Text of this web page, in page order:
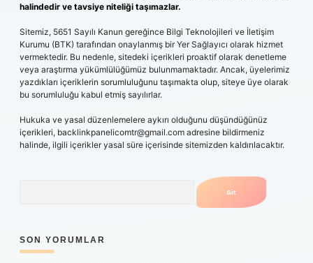
halindedir ve tavsiye niteliği taşımazlar.
Sitemiz, 5651 Sayılı Kanun gereğince Bilgi Teknolojileri ve İletişim
Kurumu (BTK) tarafından onaylanmış bir Yer Sağlayıcı olarak hizmet
vermektedir. Bu nedenle, sitedeki içerikleri proaktif olarak denetleme
veya araştırma yükümlülüğümüz bulunmamaktadır. Ancak, üyelerimiz
yazdıkları içeriklerin sorumluluğunu taşımakta olup, siteye üye olarak
bu sorumluluğu kabul etmiş sayılırlar.
Hukuka ve yasal düzenlemelere aykırı olduğunu düşündüğünüz
içerikleri, backlinkpanelicomtr@gmail.com adresine bildirmeniz
halinde, ilgili içerikler yasal süre içerisinde sitemizden kaldırılacaktır.
SON YORUMLAR